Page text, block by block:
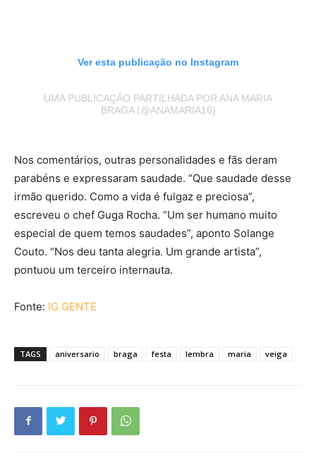
Ver esta publicação no Instagram
UMA PUBLICAÇÃO PARTILHADA POR ANA MARIA
BRAGA (@ANAMARIA16)
Nos comentários, outras personalidades e fãs deram
parabéns e expressaram saudade. “Que saudade desse
irmão querido. Como a vida é fulgaz e preciosa”,
escreveu o chef Guga Rocha. “Um ser humano muito
especial de quem temos saudades”, aponto Solange
Couto. “Nos deu tanta alegria. Um grande artista”,
pontuou um terceiro internauta.
Fonte: IG GENTE
TAGS aniversario braga festa lembra maria veiga